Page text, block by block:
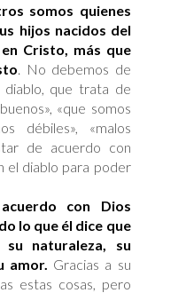
somos quienes
hijos nacidos del
Cristo, más que
. No debemos de
que trata de
«que somos
débiles», «malos
de acuerdo con
el diablo para poder
con Dios
lo que él dice que
su naturaleza, su
amor. Gracias a su
estas cosas, pero